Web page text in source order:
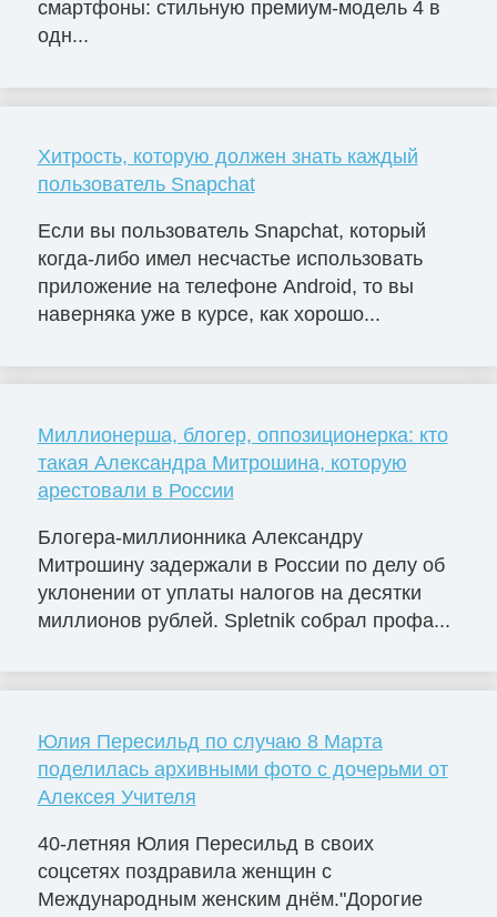
смартфоны: стильную премиум-модель 4 в
одн...
Хитрость, которую должен знать каждый
пользователь Snapchat
Если вы пользователь Snapchat, который
когда-либо имел несчастье использовать
приложение на телефоне Android, то вы
наверняка уже в курсе, как хорошо...
Миллионерша, блогер, оппозиционерка: кто
такая Александра Митрошина, которую
арестовали в России
Блогера-миллионника Александру
Митрошину задержали в России по делу об
уклонении от уплаты налогов на десятки
миллионов рублей. Spletnik собрал профа...
Юлия Пересильд по случаю 8 Марта
поделилась архивными фото с дочерьми от
Алексея Учителя
40-летняя Юлия Пересильд в своих
соцсетях поздравила женщин с
Международным женским днём."Дорогие